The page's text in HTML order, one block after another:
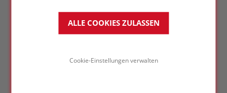
ALLE COOKIES ZULASSEN
Cookie-Einstellungen verwalten
das kein Thema, sagt Els Bleus.
FOAMGLAS®-Dämmung bietet hohe
Druckfestigkeit